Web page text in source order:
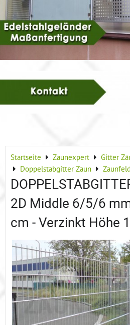
Startseite Zaunexpert
Gitter
Doppelstabgitter Zaun
2D Middle 6/5/6
cm - Verzinkt Höhe